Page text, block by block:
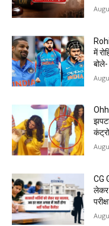
में
बोले-
CG
लेकर